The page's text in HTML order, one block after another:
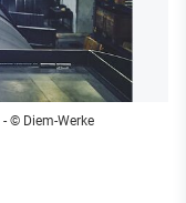
- © Diem-Werke